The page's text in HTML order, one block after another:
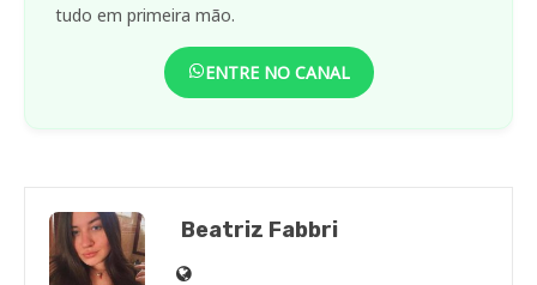
tudo em primeira mão.
ENTRE NO CANAL
Beatriz Fabbri
Site